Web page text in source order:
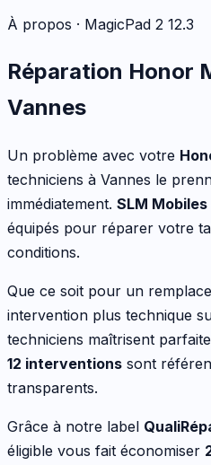
À propos · MagicPad 2 12.3
Réparation Honor
Vannes
Un problème avec votre
techniciens à Vannes le
immédiatement. SLM Mobiles
équipés pour réparer votre
conditions.
Que ce soit pour un
intervention plus technique
techniciens maîtrisent
12 interventions sont
transparents.
Grâce à notre label
éligible vous fait économiser